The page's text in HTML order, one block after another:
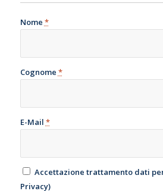
Nome *
Cognome *
E-Mail *
Accettazione trattamento dati
Privacy)